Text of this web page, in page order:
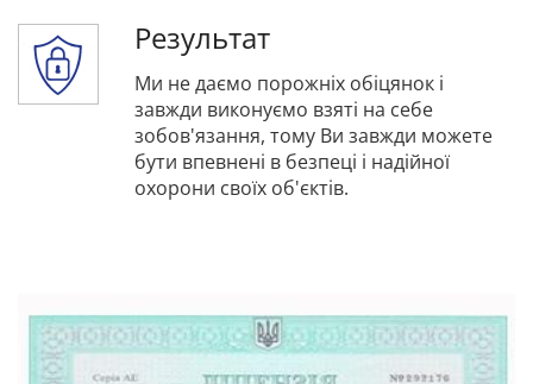
Результат
Ми не даємо порожніх обіцянок і
завжди виконуємо взяті на себе
зобов'язання, тому Ви завжди можете
бути впевнені в безпеці і надійної
охорони своїх об'єктів.